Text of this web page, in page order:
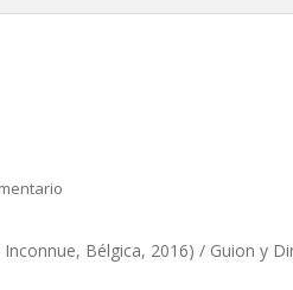
Inconnue, Bélgica, 2016) / Guion y